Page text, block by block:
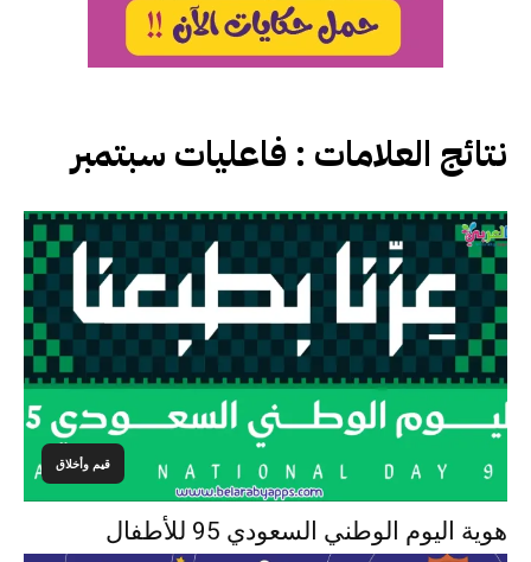
نتائج العلامات : فاعليات سبتمبر
قيم وأخلاق
هوية اليوم الوطني السعودي 95 للأطفال